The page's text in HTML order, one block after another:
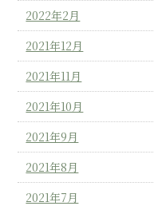
2022年2月
2021年12月
2021年11月
2021年10月
2021年9月
2021年8月
2021年7月